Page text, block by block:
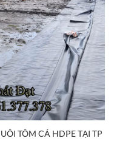
TÔM CÁ HDPE TẠI TP